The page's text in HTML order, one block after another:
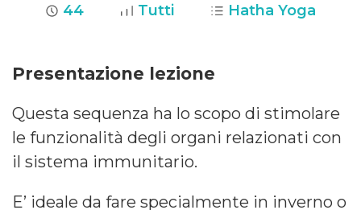
44 Tutti Hatha Yoga
Presentazione lezione
Questa sequenza ha lo scopo di stimolare
le funzionalità degli organi relazionati con
il sistema immunitario.
E’ ideale da fare specialmente in inverno o